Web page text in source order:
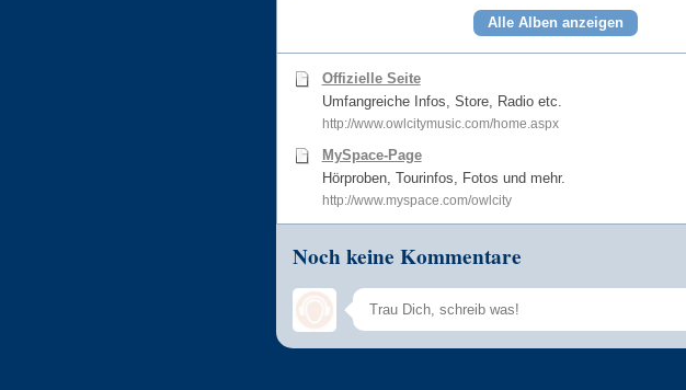
Alle Alben anzeigen
Offizielle Seite
Umfangreiche Infos, Store, Radio etc.
http://www.owlcitymusic.com/home.aspx
MySpace-Page
Hörproben, Tourinfos, Fotos und mehr.
http://www.myspace.com/owlcity
Noch keine Kommentare